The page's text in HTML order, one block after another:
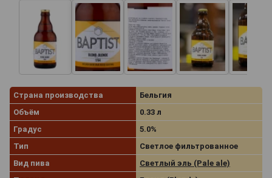
Страна производства
Бельгия
Объём
0.33 л
Градус
5.0%
Тип
Светлое фильтрованное
Вид пива
Светлый эль (Pale ale)